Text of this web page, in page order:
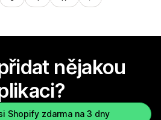
nějakou
Shopify zdarma na 3 dny